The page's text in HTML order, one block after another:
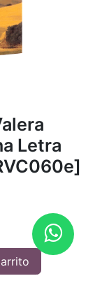
Letra